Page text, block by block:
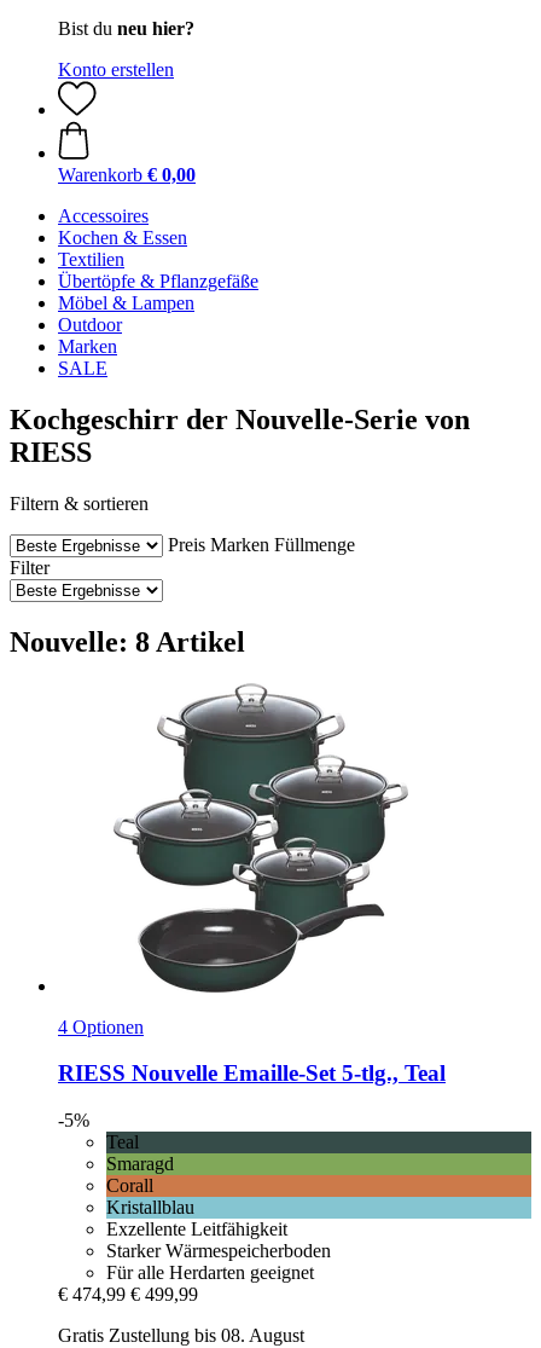
Bist du neu hier?
Konto erstellen
Warenkorb € 0,00
Accessoires
Kochen & Essen
Textilien
Übertöpfe & Pflanzgefäße
Möbel & Lampen
Outdoor
Marken
SALE
Kochgeschirr der Nouvelle-Serie von
RIESS
Filtern & sortieren
Preis Marken Füllmenge
Filter
Nouvelle: 8 Artikel
4 Optionen
RIESS Nouvelle Emaille-​Set 5-​tlg., Teal
-5%
Teal
Smaragd
Corall
Kristallblau
Exzellente Leitfähigkeit
Starker Wärmespeicherboden
Für alle Herdarten geeignet
€ 474,99 € 499,99
Gratis Zustellung bis 08. August